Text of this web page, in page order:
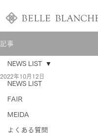
記事
NEWS LIST
FAIR
MEIDA
よくある質問
NEWS LIST
2022年10月12日